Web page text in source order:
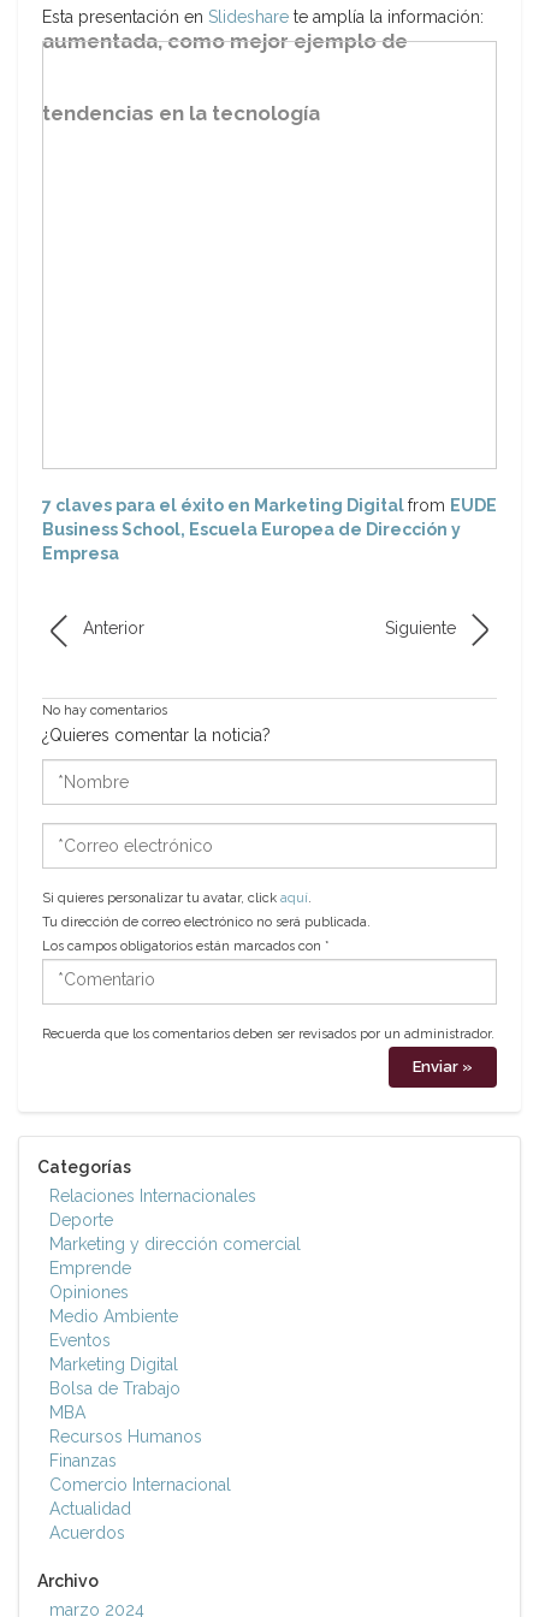
aumentada, como mejor ejemplo de
tendencias en la tecnología
Esta presentación en Slideshare te amplía la información:
7 claves para el éxito en Marketing Digitalfrom EUDE
Business School, Escuela Europea de Dirección y
Empresa
Anterior Siguiente
No hay comentarios
¿Quieres comentar la noticia?
*Nombre
*Correo
electrónico
Si quieres personalizar tu avatar, click aquí.
Tu dirección de correo electrónico no será publicada.
Los campos obligatorios están marcados con *
*Comentario
Recuerda que los comentarios deben ser revisados por un administrador.
Categorías
Relaciones Internacionales
Deporte
Marketing y dirección comercial
Emprende
Opiniones
Medio Ambiente
Eventos
Marketing Digital
Bolsa de Trabajo
MBA
Recursos Humanos
Finanzas
Comercio Internacional
Actualidad
Acuerdos
Archivo
marzo 2024